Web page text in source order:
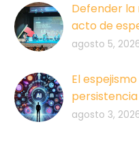
Defender
acto de
agosto 5,
El
agosto 3,